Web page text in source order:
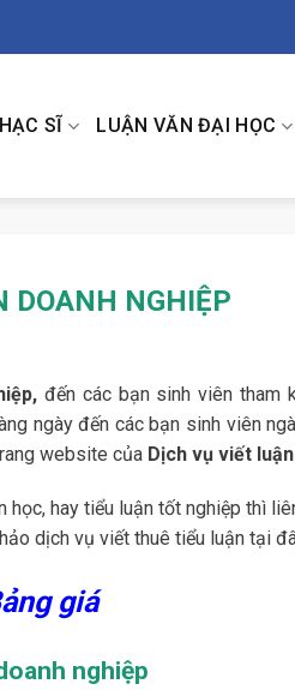
SĨ LUẬN VĂN ĐẠI HỌC
DOANH NGHIỆP
đến các bạn sinh viên tham
ngày đến các bạn sinh viên
website của Dịch vụ viết
học, hay tiểu luận tốt nghiệp thì
dịch vụ viết thuê tiểu luận tại
giá
nghiệp